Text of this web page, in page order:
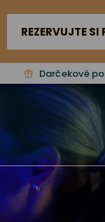
REZERVUJTE SI
Darčekové